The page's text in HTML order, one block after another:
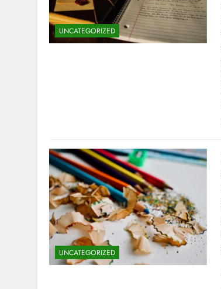
UNCATEGORIZED
UNCATEGORIZED